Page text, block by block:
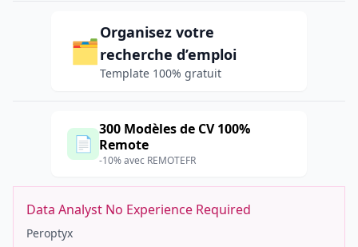
🗂️
Organisez votre
recherche d’emploi
Template 100% gratuit
📄
300 Modèles de CV 100%
Remote
-10% avec REMOTEFR
Data Analyst No Experience Required
Peroptyx